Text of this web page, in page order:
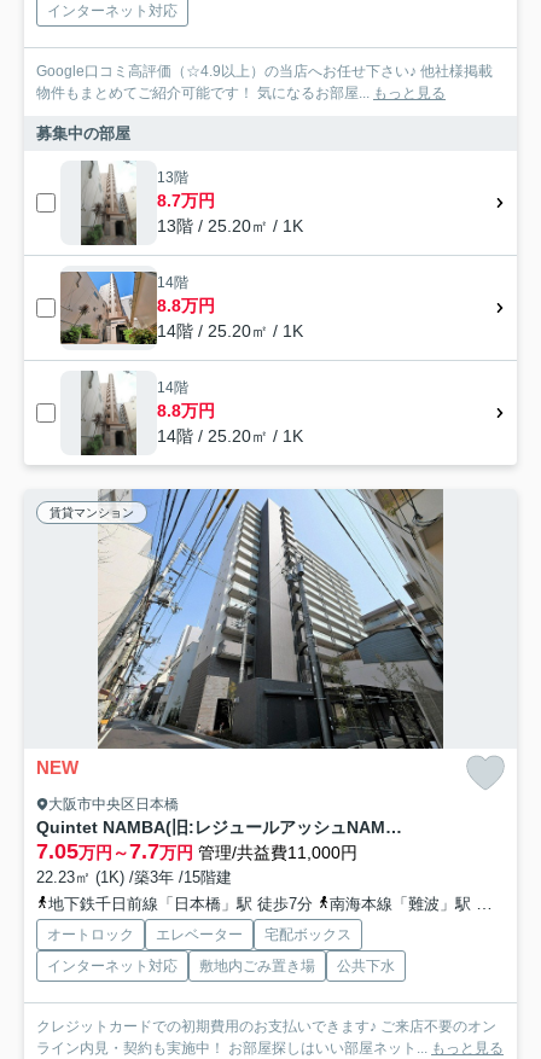
インターネット対応
Google口コミ高評価（☆4.9以上）の当店へお任せ下さい♪ 他社様掲載
物件もまとめてご紹介可能です！ 気になるお部屋... もっと見る
募集中の部屋
13階
8.7万円
13階 / 25.20㎡ / 1K
14階
8.8万円
14階 / 25.20㎡ / 1K
14階
8.8万円
14階 / 25.20㎡ / 1K
賃貸マンション
NEW
大阪市中央区日本橋
Quintet NAMBA(旧:レジュールアッシュNAMBA)
7.05万円～7.7万円 管理/共益費11,000円
22.23㎡ (1K) /築3年 /15階建
地下鉄千日前線「日本橋」駅 徒歩7分
南海本線「難波」駅 徒歩9分
オートロック エレベーター
宅配ボックス
インターネット対応
敷地内ごみ置き場 公共下水
クレジットカードでの初期費用のお支払いできます♪ ご来店不要のオン
ライン内見・契約も実施中！ お部屋探しはいい部屋ネット... もっと見る